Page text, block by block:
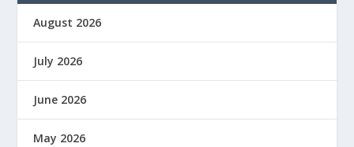
August 2026
July 2026
June 2026
May 2026